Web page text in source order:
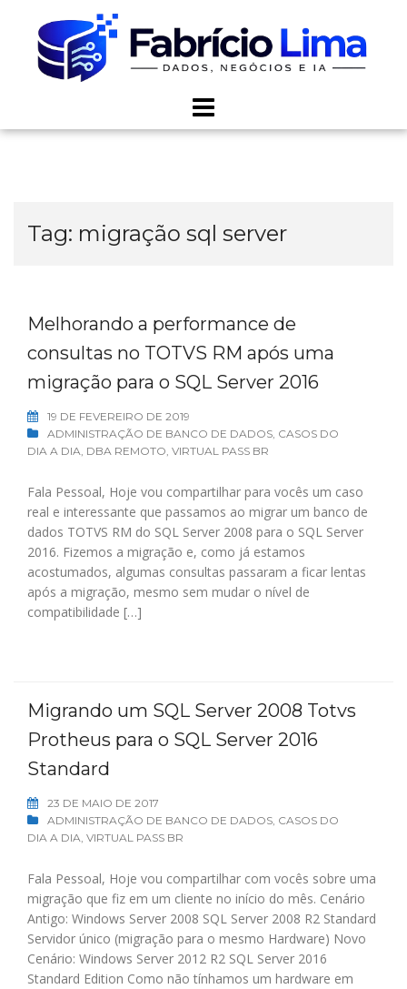
content
Tag: migração sql server
Melhorando a performance de
consultas no TOTVS RM após uma
migração para o SQL Server 2016
19 DE FEVEREIRO DE 2019
ADMINISTRAÇÃO DE BANCO DE DADOS, CASOS DO
DIA A DIA, DBA REMOTO, VIRTUAL PASS BR
Fala Pessoal, Hoje vou compartilhar para vocês um caso
real e interessante que passamos ao migrar um banco de
dados TOTVS RM do SQL Server 2008 para o SQL Server
2016. Fizemos a migração e, como já estamos
acostumados, algumas consultas passaram a ficar lentas
após a migração, mesmo sem mudar o nível de
compatibilidade […]
Migrando um SQL Server 2008 Totvs
Protheus para o SQL Server 2016
Standard
23 DE MAIO DE 2017
ADMINISTRAÇÃO DE BANCO DE DADOS, CASOS DO
DIA A DIA, VIRTUAL PASS BR
Fala Pessoal, Hoje vou compartilhar com vocês sobre uma
migração que fiz em um cliente no início do mês. Cenário
Antigo: Windows Server 2008 SQL Server 2008 R2 Standard
Servidor único (migração para o mesmo Hardware) Novo
Cenário: Windows Server 2012 R2 SQL Server 2016
Standard Edition Como não tínhamos um hardware em